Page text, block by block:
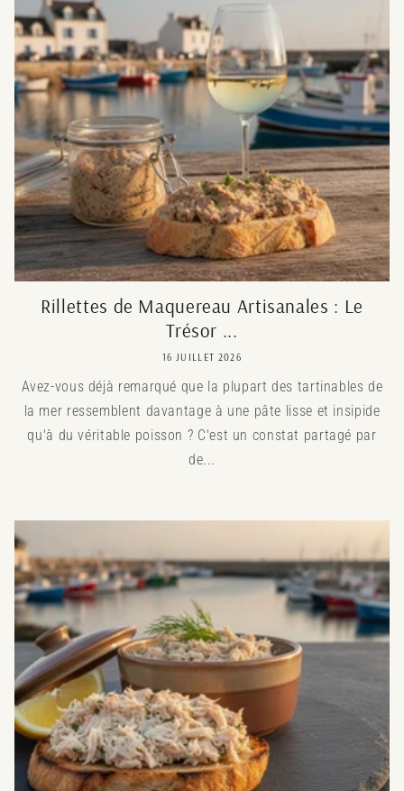
Rillettes de Maquereau Artisanales : Le
Trésor ...
16 JUILLET 2026
Avez-vous déjà remarqué que la plupart des tartinables de
la mer ressemblent davantage à une pâte lisse et insipide
qu'à du véritable poisson ? C'est un constat partagé par
de...